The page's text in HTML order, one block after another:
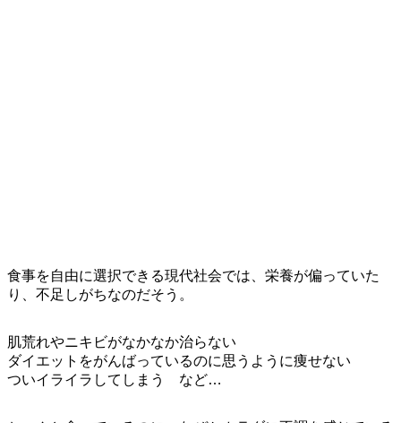
食事を自由に選択できる現代社会では、栄養が偏っていた
り、不足しがちなのだそう。
肌荒れやニキビがなかなか治らない
ダイエットをがんばっているのに思うように痩せない
ついイライラしてしまう など…